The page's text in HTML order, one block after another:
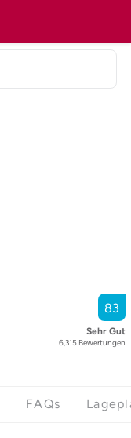
83
Sehr Gut
6,315 Bewertungen
FAQs